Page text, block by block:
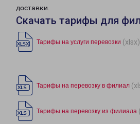
доставки.
Скачать тарифы для
Тарифы на услуги перевозки (xlsx)
Тарифы на перевозку в филиал
Тарифы на перевозку из филиала